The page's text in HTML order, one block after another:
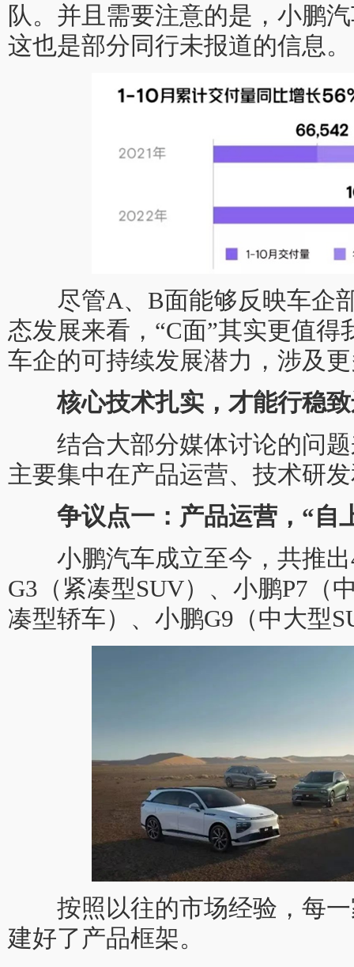
队。并且需要注意的是，小鹏
这也是部分同行未报道的信息。
尽管A、B面能够反映车企
态发展来看，“C面”其实更值
车企的可持续发展潜力，涉及
核心技术扎实，才能行稳
结合大部分媒体讨论的问题
主要集中在产品运营、技术研
争议点一：产品运营，“自
小鹏汽车成立至今，共推出
G3（紧凑型SUV）、小鹏P7（
凑型轿车）、小鹏G9（中大型
按照以往的市场经验，每一
建好了产品框架。